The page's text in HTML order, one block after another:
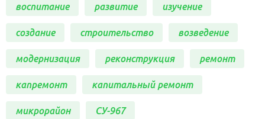
воспитание развитие изучение
создание строительство возведение
модернизация реконструкция ремонт
капремонт капитальный ремонт
микрорайон СУ-967